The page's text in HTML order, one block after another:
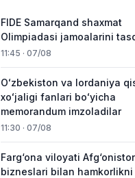
FIDE Samarqand shaxmat
Olimpiadasi jamoalarini
11:45 · 07/08
Oʻzbekiston va Iordaniya
xoʻjaligi fanlari boʻyicha
memorandum imzoladilar
11:30 · 07/08
Farg‘ona viloyati
bizneslari bilan hamkorlikni